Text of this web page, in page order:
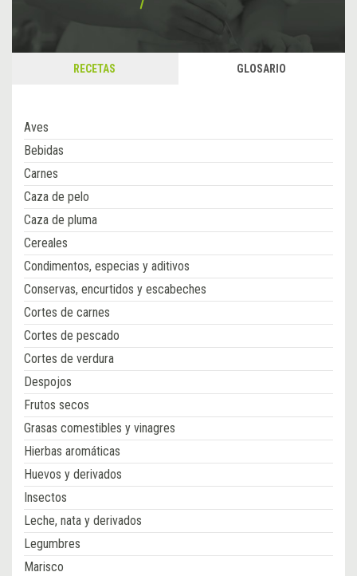
RECETAS GLOSARIO
Aves
Bebidas
Carnes
Caza de pelo
Caza de pluma
Cereales
Condimentos, especias y aditivos
Conservas, encurtidos y escabeches
Cortes de carnes
Cortes de pescado
Cortes de verdura
Despojos
Frutos secos
Grasas comestibles y vinagres
Hierbas aromáticas
Huevos y derivados
Insectos
Leche, nata y derivados
Legumbres
Marisco